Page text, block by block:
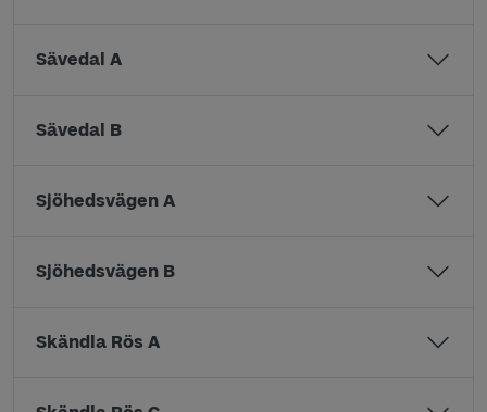
Sävedal A
Sävedal B
Sjöhedsvägen A
Sjöhedsvägen B
Skändla Rös A